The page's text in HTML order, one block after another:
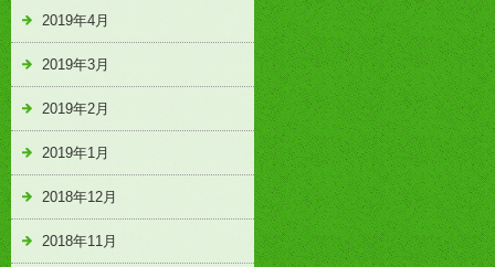
2019年4月
2019年3月
2019年2月
2019年1月
2018年12月
2018年11月